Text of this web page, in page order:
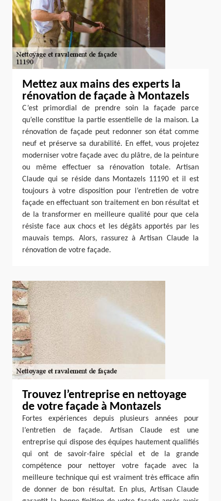
Mettez aux mains des experts la
rénovation de façade à Montazels
C’est primordial de prendre soin la façade parce
qu’elle constitue la partie essentielle de la maison. La
rénovation de façade peut redonner son état comme
neuf et préserve sa durabilité. En effet, vous projetez
moderniser votre façade avec du plâtre, de la peinture
ou même effectuer sa rénovation totale. Artisan
Claude qui se réside dans Montazels 11190 et il est
toujours à votre disposition pour l’entretien de votre
façade en effectuant son traitement en bon résultat et
de la transformer en meilleure qualité pour que cela
résiste face aux chocs et les dégâts apportés par les
mauvais temps. Alors, rassurez à Artisan Claude la
rénovation de votre façade.
Trouvez l’entreprise en nettoyage
de votre façade à Montazels
Fortes expériences depuis plusieurs années pour
l’entretien de façade. Artisan Claude est une
entreprise qui dispose des équipes hautement qualifiés
qui ont de savoir-faire spécial et de la grande
compétence pour nettoyer votre façade avec la
meilleure technique qui est vraiment très efficace afin
de donner de bon résultat. En plus, Artisan Claude